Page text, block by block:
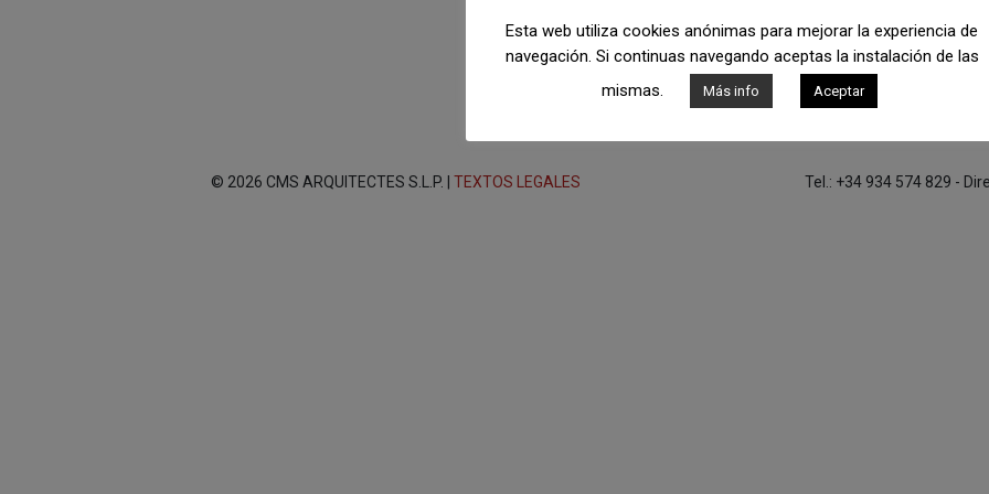
Contacta con nosotros
© 2026 CMS ARQUITECTES S.L.P. | TEXTOS LEGALES Tel.: +34 934 574 829 -
Esta web utiliza cookies anónimas para mejorar la experiencia de
navegación. Si continuas navegando aceptas la instalación de las
mismas.
Más info Aceptar